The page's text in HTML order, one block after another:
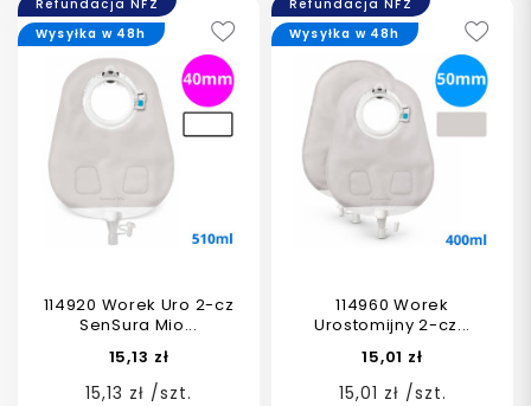
Refundacja NFZ
114920 Worek Uro 2-cz
SenSura Mio...
15,13 zł
15,13 zł /szt.
Wysyłka w 48h
Refundacja NFZ
114960 Worek
Urostomijny 2-cz...
15,01 zł
15,01 zł /szt.
Wysyłka w 48h